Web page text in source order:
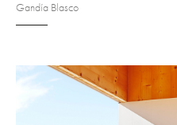
Gandía Blasco